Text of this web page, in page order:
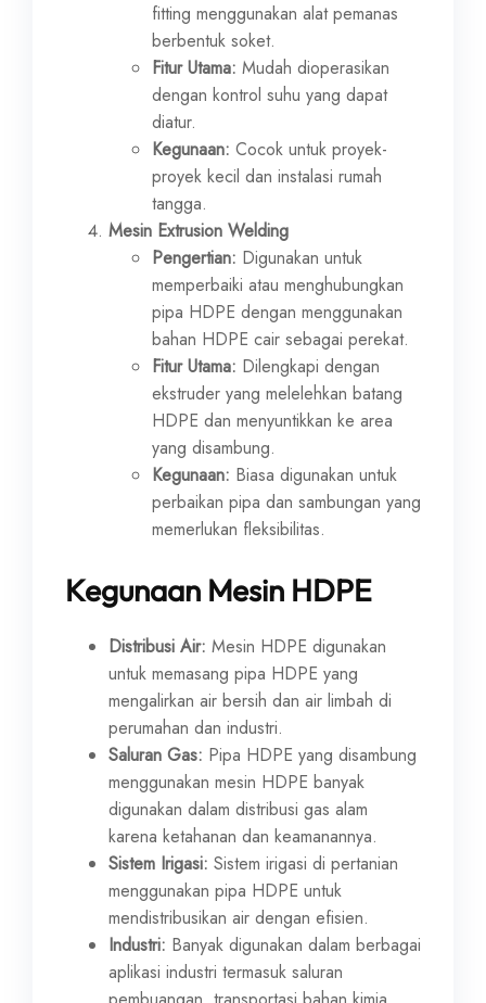
fitting menggunakan alat pemanas
berbentuk soket.
Fitur Utama: Mudah dioperasikan
dengan kontrol suhu yang dapat
diatur.
Kegunaan: Cocok untuk proyek-
proyek kecil dan instalasi rumah
tangga.
Mesin Extrusion Welding
Pengertian: Digunakan untuk
memperbaiki atau menghubungkan
pipa HDPE dengan menggunakan
bahan HDPE cair sebagai perekat.
Fitur Utama: Dilengkapi dengan
ekstruder yang melelehkan batang
HDPE dan menyuntikkan ke area
yang disambung.
Kegunaan: Biasa digunakan untuk
perbaikan pipa dan sambungan yang
memerlukan fleksibilitas.
Kegunaan Mesin HDPE
Distribusi Air: Mesin HDPE digunakan
untuk memasang pipa HDPE yang
mengalirkan air bersih dan air limbah di
perumahan dan industri.
Saluran Gas: Pipa HDPE yang disambung
menggunakan mesin HDPE banyak
digunakan dalam distribusi gas alam
karena ketahanan dan keamanannya.
Sistem Irigasi: Sistem irigasi di pertanian
menggunakan pipa HDPE untuk
mendistribusikan air dengan efisien.
Industri: Banyak digunakan dalam berbagai
aplikasi industri termasuk saluran